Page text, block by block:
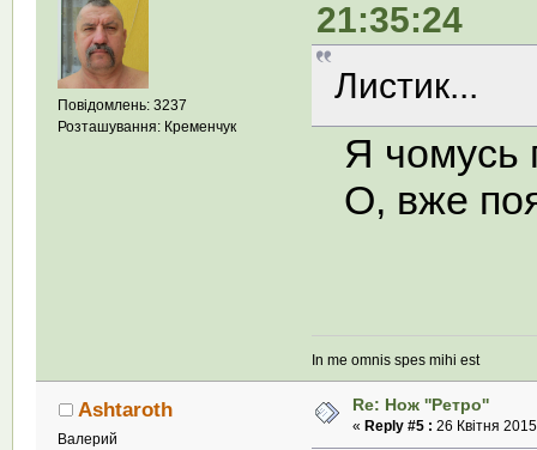
Повідомлень: 3237
Розташування: Кременчук
21:35:24
Листик...
Я чомусь
О, вже
In me omnis spes mihi est
Ashtaroth
Валерий
Re: Нож ''Ретро''
« Reply #5 : 26 Квітня